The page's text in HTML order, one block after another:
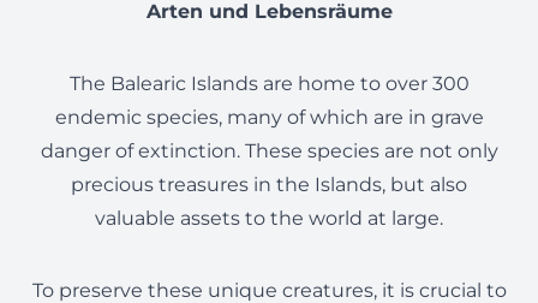
Arten und Lebensräume
The Balearic Islands are home to over 300
endemic species, many of which are in grave
danger of extinction. These species are not only
precious treasures in the Islands, but also
valuable assets to the world at large.
To preserve these unique creatures, it is crucial to